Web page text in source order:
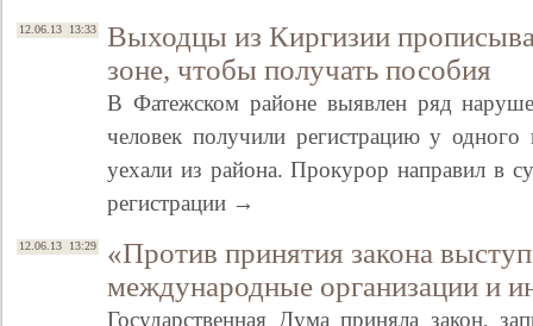
12.06.13 13:33
Выходцы из Киргизии
зоне, чтобы получать пособия
В Фатежском районе выявлен ряд
человек получили регистрацию у
уехали из района. Прокурор направил в
регистрации →
12.06.13 13:29
«Против принятия закона
международные организации и
Государственная Дума приняла закон,